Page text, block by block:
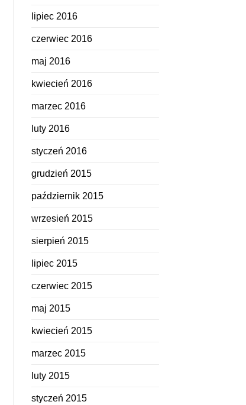
lipiec 2016
czerwiec 2016
maj 2016
kwiecień 2016
marzec 2016
luty 2016
styczeń 2016
grudzień 2015
październik 2015
wrzesień 2015
sierpień 2015
lipiec 2015
czerwiec 2015
maj 2015
kwiecień 2015
marzec 2015
luty 2015
styczeń 2015